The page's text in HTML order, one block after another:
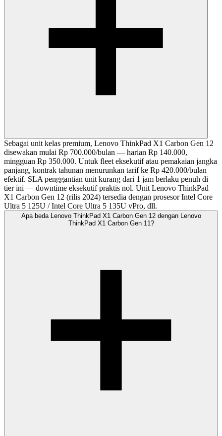
Sebagai unit kelas premium, Lenovo ThinkPad X1 Carbon Gen 12
disewakan mulai Rp 700.000/bulan — harian Rp 140.000,
mingguan Rp 350.000. Untuk fleet eksekutif atau pemakaian jangka
panjang, kontrak tahunan menurunkan tarif ke Rp 420.000/bulan
efektif. SLA penggantian unit kurang dari 1 jam berlaku penuh di
tier ini — downtime eksekutif praktis nol. Unit Lenovo ThinkPad
X1 Carbon Gen 12 (rilis 2024) tersedia dengan prosesor Intel Core
Ultra 5 125U / Intel Core Ultra 5 135U vPro, dll.
Apa beda Lenovo ThinkPad X1 Carbon Gen 12 dengan Lenovo
ThinkPad X1 Carbon Gen 11?